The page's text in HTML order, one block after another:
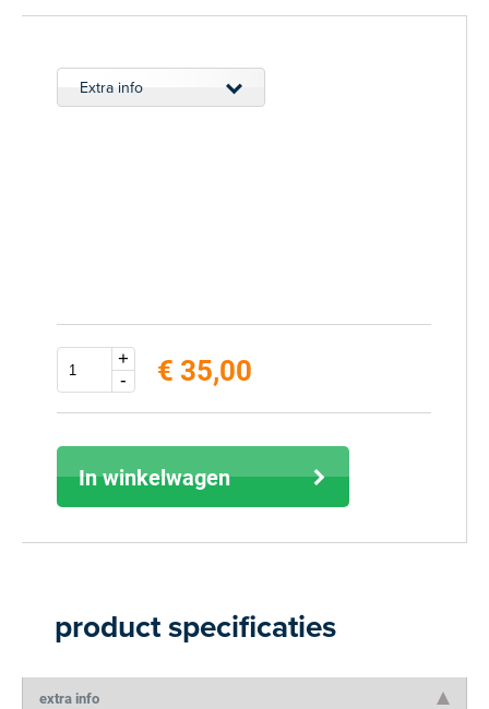
Extra info
+
-
€ 35,00
In winkelwagen
product specificaties
extra info